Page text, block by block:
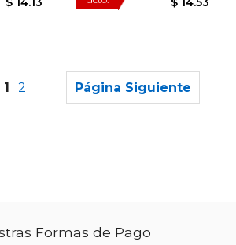
1 2 Página Siguiente
Formas de Pago